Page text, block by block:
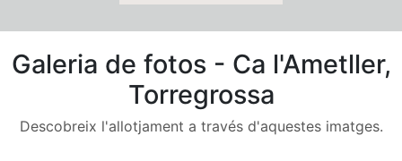
Galeria de fotos - Ca l'Ametller,
Torregrossa
Descobreix l'allotjament a través d'aquestes imatges.